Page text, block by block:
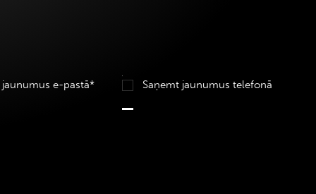
jaunumus e-pastā* Saņemt jaunumus telefonā